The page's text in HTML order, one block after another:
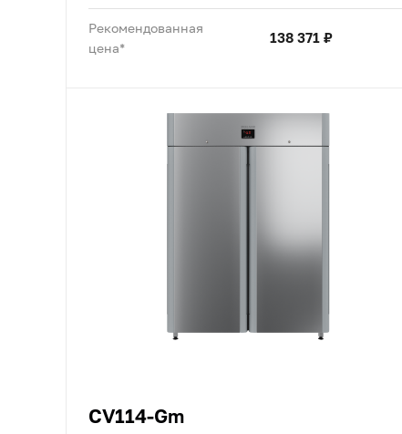
Рекомендованная
цена*
138 371 ₽
CV114-Gm